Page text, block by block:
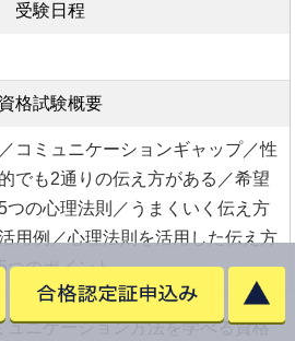
受験日程
資格試験概要
コミュニケーションギャップ／性
でも2通りの伝え方がある／希望
つの心理法則／うまくいく伝え方
用例／心理法則を活用した伝え方
つのポイント
ュニケーション方法を学べる資格